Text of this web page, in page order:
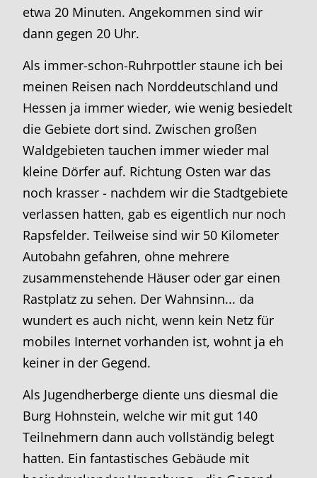
etwa 20 Minuten. Angekommen sind wir
dann gegen 20 Uhr.
Als immer-schon-Ruhrpottler staune ich bei
meinen Reisen nach Norddeutschland und
Hessen ja immer wieder, wie wenig besiedelt
die Gebiete dort sind. Zwischen großen
Waldgebieten tauchen immer wieder mal
kleine Dörfer auf. Richtung Osten war das
noch krasser - nachdem wir die Stadtgebiete
verlassen hatten, gab es eigentlich nur noch
Rapsfelder. Teilweise sind wir 50 Kilometer
Autobahn gefahren, ohne mehrere
zusammenstehende Häuser oder gar einen
Rastplatz zu sehen. Der Wahnsinn... da
wundert es auch nicht, wenn kein Netz für
mobiles Internet vorhanden ist, wohnt ja eh
keiner in der Gegend.
Als Jugendherberge diente uns diesmal die
Burg Hohnstein, welche wir mit gut 140
Teilnehmern dann auch vollständig belegt
hatten. Ein fantastisches Gebäude mit